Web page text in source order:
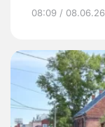
08:09 / 08.06.26